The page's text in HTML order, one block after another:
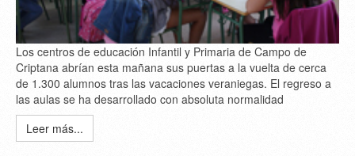
Los centros de educación Infantil y Primaria de Campo de
Criptana abrían esta mañana sus puertas a la vuelta de cerca
de 1.300 alumnos tras las vacaciones veraniegas. El regreso a
las aulas se ha desarrollado con absoluta normalidad
Leer más...